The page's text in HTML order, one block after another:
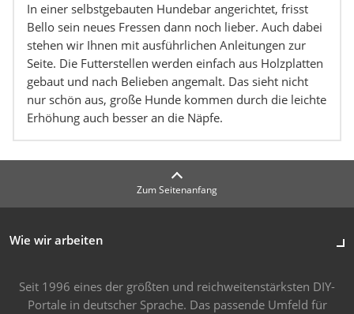
In einer selbstgebauten Hundebar angerichtet, frisst
Bello sein neues Fressen dann noch lieber. Auch dabei
stehen wir Ihnen mit ausführlichen Anleitungen zur
Seite. Die Futterstellen werden einfach aus Holzplatten
gebaut und nach Belieben angemalt. Das sieht nicht
nur schön aus, große Hunde kommen durch die leichte
Erhöhung auch besser an die Näpfe.
Zum Seitenanfang
Wie wir arbeiten
Seit 1996 eines der größten und reichweitenstärksten DIY-
Portale in deutscher Sprache. Das passende Umfeld für